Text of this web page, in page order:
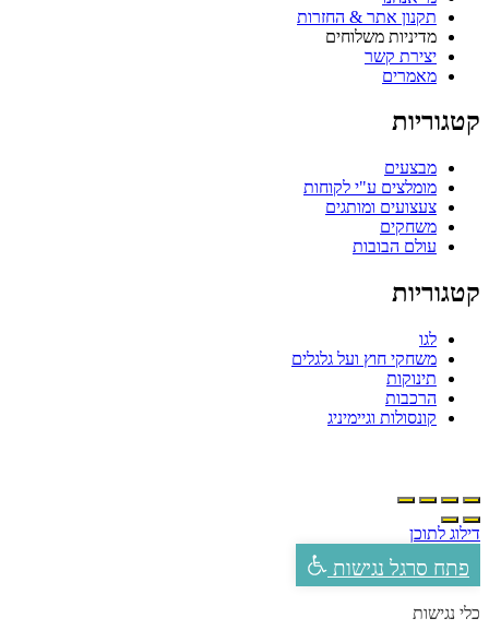
תקנון אתר & החזרות
מדיניות משלוחים
יצירת קשר
מאמרים
קטגוריות
מבצעים
מומלצים ע"י לקוחות
צעצועים ומותגים
משחקים
עולם הבובות
קטגוריות
לגו
משחקי חוץ ועל גלגלים
תינוקות
הרכבות
קונסולות וגיימיניג
דילוג לתוכן
פתח סרגל נגישות
כלי נגישות